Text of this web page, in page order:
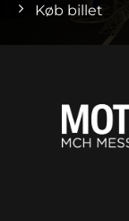
Køb billet